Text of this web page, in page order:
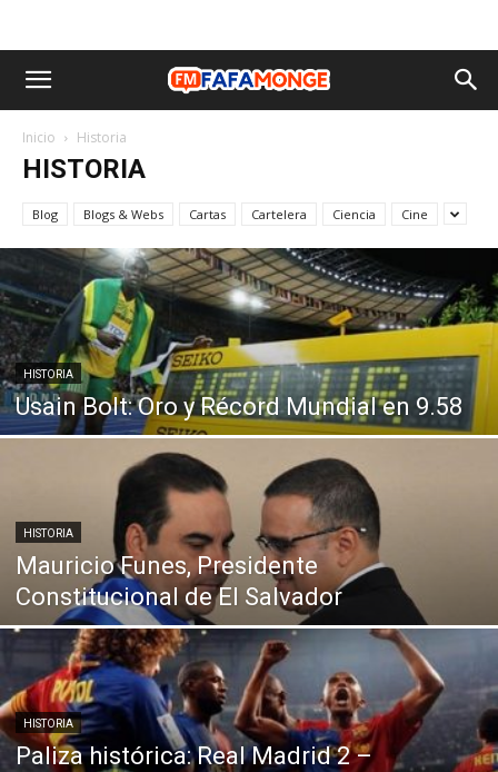
Inicio Historia
HISTORIA
Blog Blogs & Webs Cartas Cartelera Ciencia Cine
HISTORIA
Usain Bolt: Oro y Récord Mundial en 9.58
HISTORIA
Mauricio Funes, Presidente
Constitucional de El Salvador
HISTORIA
Paliza histórica: Real Madrid 2 –